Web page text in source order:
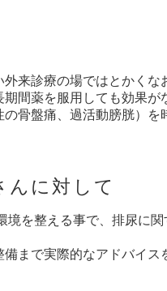
来診療の場ではとかくな
間薬を服用しても効果が
骨盤痛、過活動膀胱）を
んに対して
を整える事で、排尿に
まで実際的なアドバイス